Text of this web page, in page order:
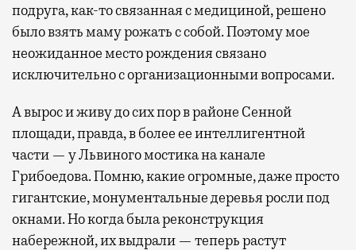
подруга, как-то связанная с медициной, решено
было взять маму рожать с собой. Поэтому мое
неожиданное место рождения связано
исключительно с организационными вопросами.
А вырос и живу до сих пор в районе Сенной
площади, правда, в более ее интеллигентной
части — у Львиного мостика на канале
Грибоедова. Помню, какие огромные, даже просто
гигантские, монументальные деревья росли под
окнами. Но когда была реконструкция
набережной, их выдрали — теперь растут